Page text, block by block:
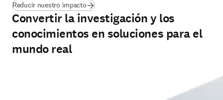
Reducir nuestro impacto
Convertir la investigación y los
conocimientos en soluciones para el
mundo real